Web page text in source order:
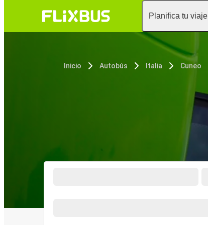
Planifica tu viaje
Inicio Autobús Italia Cuneo